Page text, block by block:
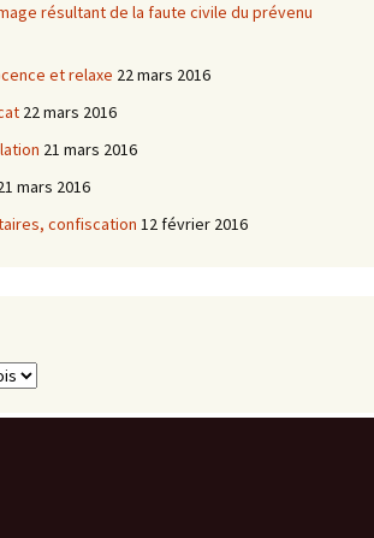
résultant de la faute civile du prévenu
et relaxe 22 mars 2016
22 mars 2016
21 mars 2016
mars 2016
confiscation 12 février 2016